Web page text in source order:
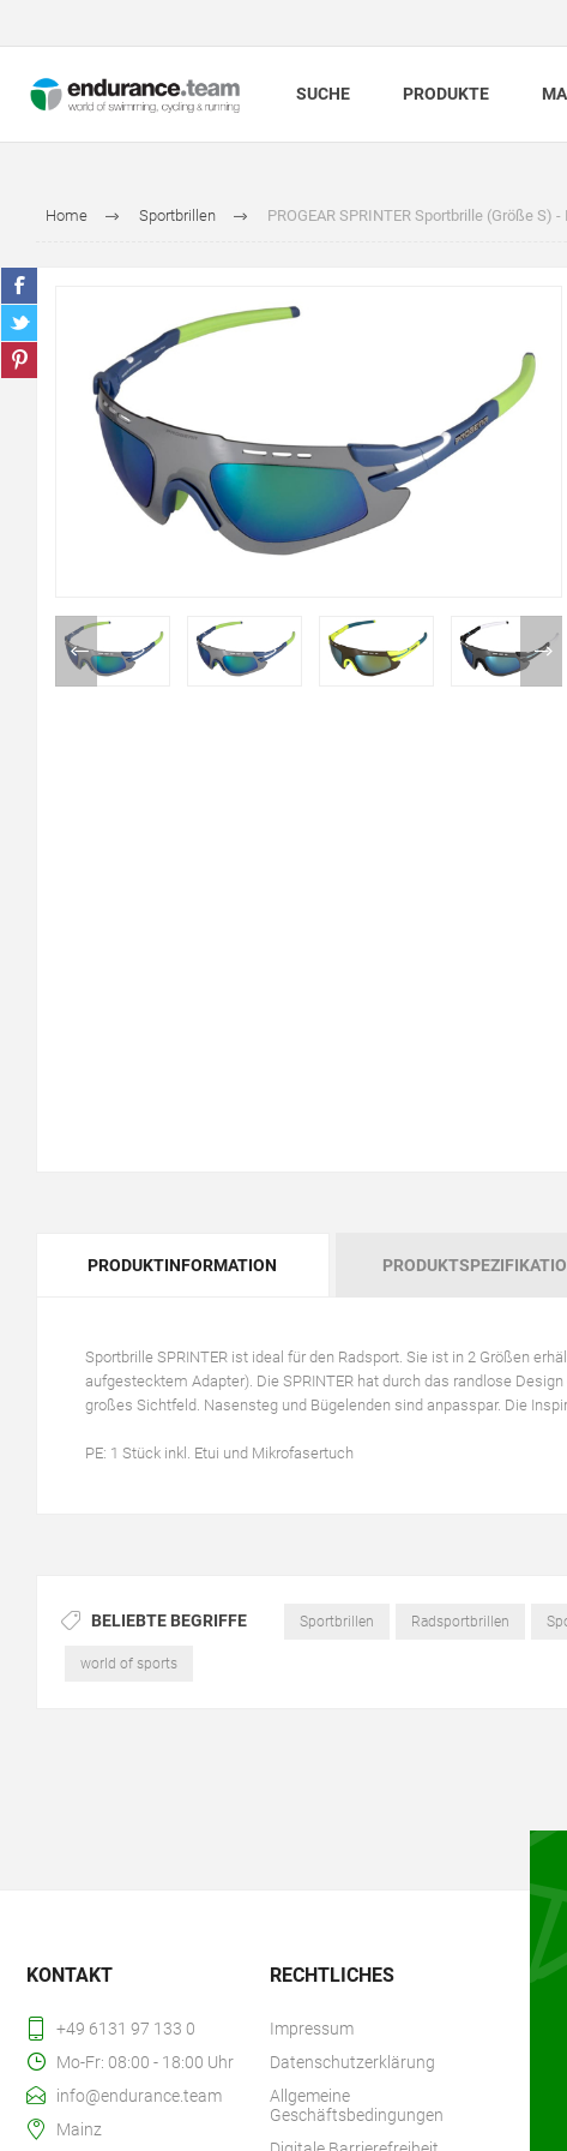
SUCHE PRODUKTE
Home Sportbrillen PROGEAR SPRINTER Sportbrille (Größe S)
PRODUKTINFORMATION
Sportbrille SPRINTER ist ideal für den Radsport. Sie ist in 2 Größen
aufgestecktem Adapter). Die SPRINTER hat durch das randlose
großes Sichtfeld. Nasensteg und Bügelenden sind anpasspar. Die
PE: 1 Stück inkl. Etui und Mikrofasertuch
BELIEBTE BEGRIFFE Sportbrillen Radsportbrillen
world of sports
KONTAKT
+49 6131 97 133 0
Mo-Fr: 08:00 - 18:00 Uhr
info@endurance.team
Mainz
RECHTLICHES
Impressum
Datenschutzerklärung
Allgemeine
Geschäftsbedingungen